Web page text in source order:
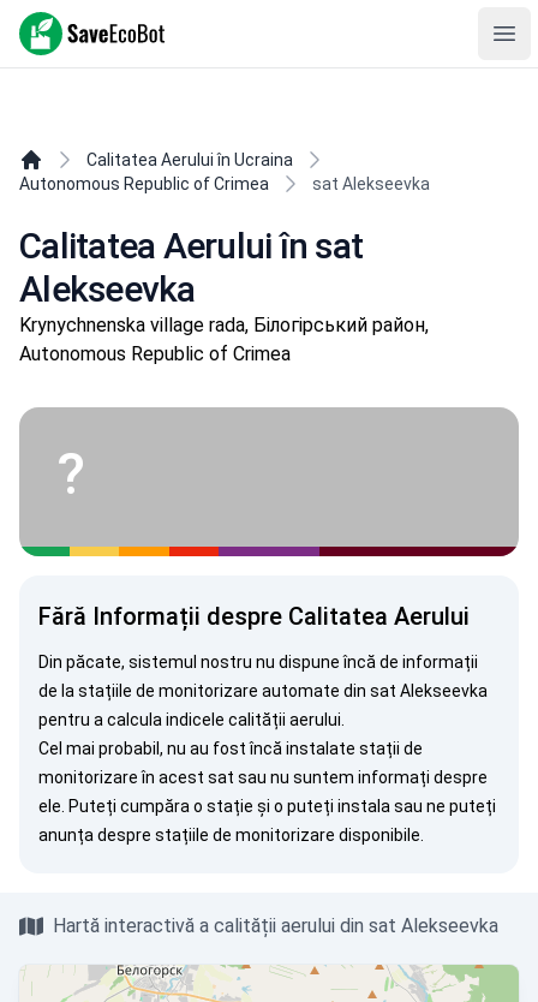
SaveEcoBot
Calitatea Aerului în Ucraina
Autonomous Republic of Crimea
sat Alekseevka
Calitatea Aerului în sat
Alekseevka
Krynychnenska village rada, Білогірський район,
Autonomous Republic of Crimea
?
Fără Informații despre Calitatea Aerului
Din păcate, sistemul nostru nu dispune încă de informații
de la stațiile de monitorizare automate din sat Alekseevka
pentru a calcula indicele calității aerului.
Cel mai probabil, nu au fost încă instalate stații de
monitorizare în acest sat sau nu suntem informați despre
ele. Puteți cumpăra o stație și o puteți instala sau ne puteți
anunța despre stațiile de monitorizare disponibile.
Hartă interactivă a calității aerului din sat Alekseevka